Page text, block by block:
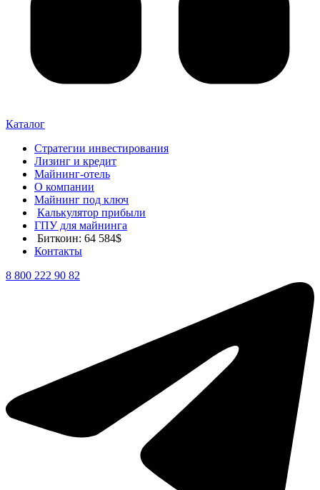
Каталог
Стратегии инвестирования
Лизинг и кредит
Майнинг-отель
О компании
Майнинг под ключ
Калькулятор прибыли
ГПУ для майнинга
Биткоин: 64 584$
Контакты
8 800 222 90 82